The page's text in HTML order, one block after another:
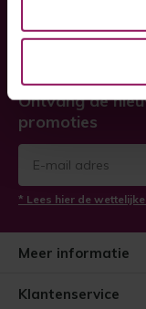
Heeft u hulp
bestelling?
Twijfel niet, neem
Ontvang de
promoties
* Lees hier de
Meer informatie
Klantenservice